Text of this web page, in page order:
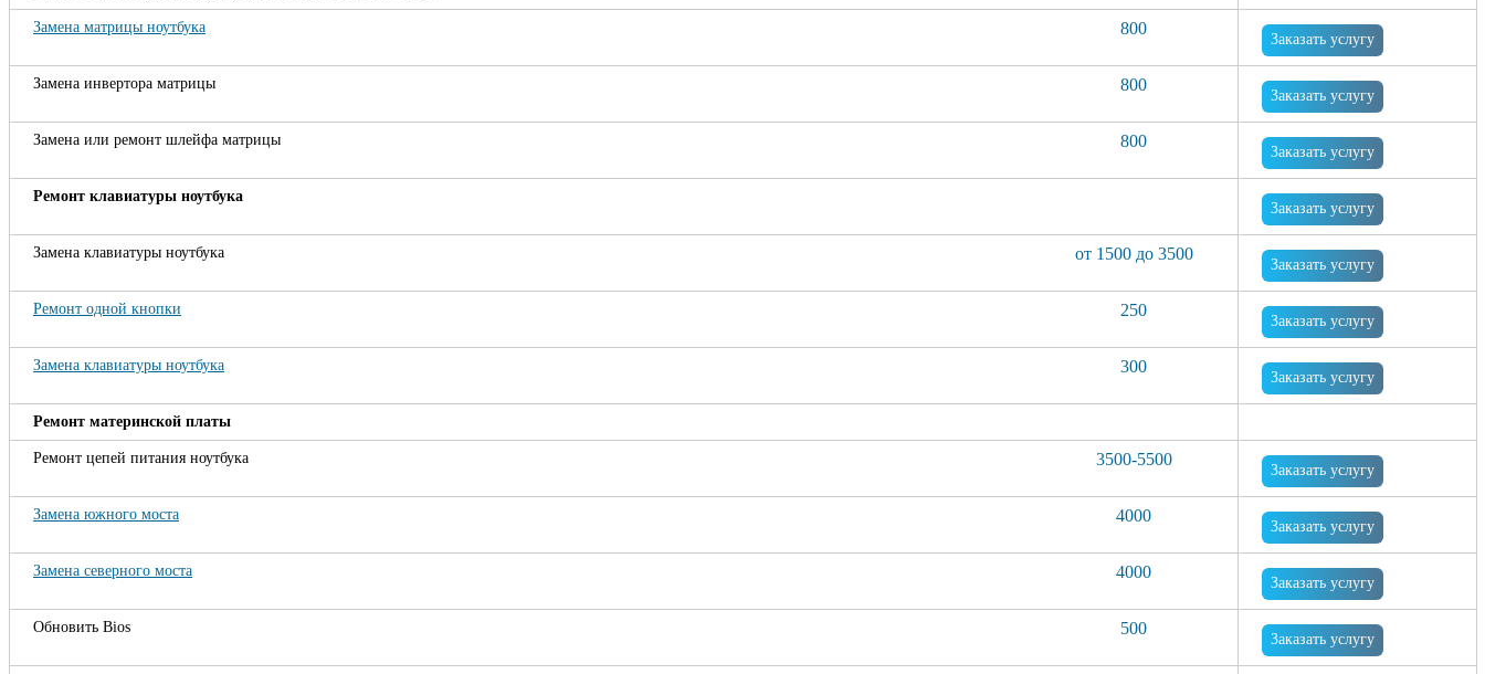
Замена матрицы ноутбука 800
Заказать услугу
Замена инвертора матрицы 800
Заказать услугу
Замена или ремонт шлейфа матрицы 800
Заказать услугу
Ремонт клавиатуры ноутбука
Заказать услугу
Замена клавиатуры ноутбука от 1500 до 3500
Заказать услугу
Ремонт одной кнопки 250
Заказать услугу
Замена клавиатуры ноутбука 300
Заказать услугу
Ремонт материнской платы
Ремонт цепей питания ноутбука 3500-5500
Заказать услугу
Замена южного моста 4000
Заказать услугу
Замена северного моста 4000
Заказать услугу
Обновить Bios 500
Заказать услугу